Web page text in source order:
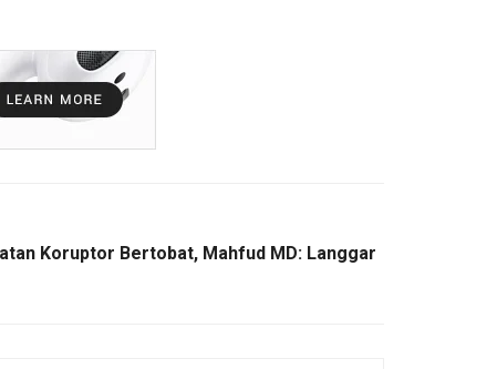
Koruptor Bertobat, Mahfud MD: Langgar